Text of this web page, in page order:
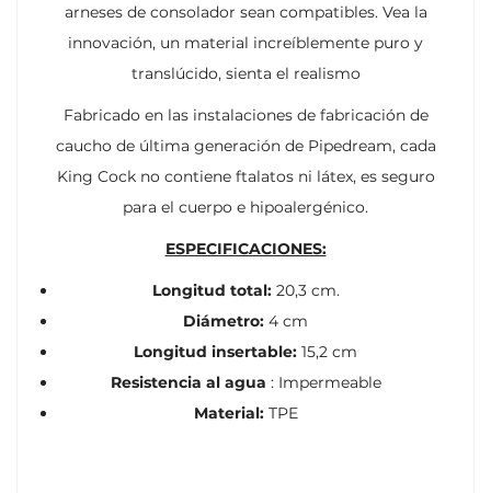
arneses de consolador sean compatibles. Vea la
innovación, un material increíblemente puro y
translúcido, sienta el realismo
Fabricado en las instalaciones de fabricación de
caucho de última generación de Pipedream, cada
King Cock no contiene ftalatos ni látex, es seguro
para el cuerpo e hipoalergénico.
ESPECIFICACIONES:
Longitud total:20,3 cm.
Diámetro: 4 cm
Longitud insertable: 15,2 cm
Resistencia al agua : Impermeable
Material:TPE